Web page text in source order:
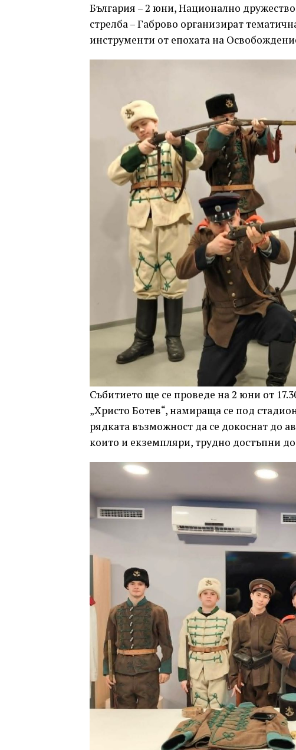
България – 2 юни, Национално
стрелба – Габрово организират
инструменти от епохата на
Събитието ще се проведе на 2 юни от
„Христо Ботев“, намираща се под
рядката възможност да се докоснат до
които и екземпляри, трудно достъпни